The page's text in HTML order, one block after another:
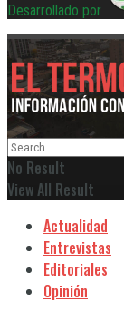
Desarrollado por
No Result
View All Result
Actualidad
Entrevistas
Editoriales
Opinión